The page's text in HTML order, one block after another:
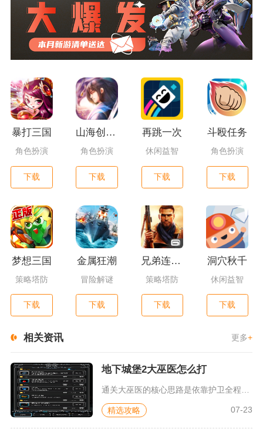
暴打三国
角色扮演
下载
山海创世录一剑天逆
角色扮演
下载
再跳一次
休闲益智
下载
斗殴任务
角色扮演
下载
梦想三国
策略塔防
下载
金属狂潮
冒险解谜
下载
兄弟连3：战争之子
策略塔防
下载
洞穴秋千
休闲益智
下载
相关资讯 更多+
地下城堡2大巫医怎么打
精选攻略 07-23